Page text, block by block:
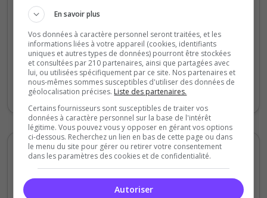
Qualité
Ambiance
Disponibilité
27/06/2026 !!!!!!! merci pour le taff de dev
Maizee
5/5
il y a 1 mois
En savoir plus
Vos données à caractère personnel seront traitées, et les
informations liées à votre appareil (cookies, identifiants
uniques et autres types de données) pourront être stockées
et consultées par 210 partenaires, ainsi que partagées avec
lui, ou utilisées spécifiquement par ce site. Nos partenaires et
nous-mêmes sommes susceptibles d'utiliser des données de
géolocalisation précises. Liste des partenaires.
Certains fournisseurs sont susceptibles de traiter vos
données à caractère personnel sur la base de l'intérêt
légitime. Vous pouvez vous y opposer en gérant vos options
ci-dessous. Recherchez un lien en bas de cette page ou dans
le menu du site pour gérer ou retirer votre consentement
dans les paramètres des cookies et de confidentialité.
Autoriser